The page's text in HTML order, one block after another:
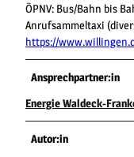
ÖPNV: Bus/Bahn bis
Anrufsammeltaxi
https://
Ansprechpartner:in
Energie Waldeck-
Autor:in